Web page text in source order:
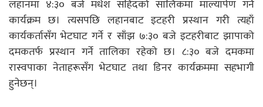
लहानमा ४:३० बजे मधेश सहिदको सालिकमा माल्यार्पण गर्ने
कार्यक्रम छ। त्यसपछि लहानबाट इटहरी प्रस्थान गरी त्यहाँ
कार्यकर्तासँग भेटघाट गर्ने र साँझ ७:३० बजे इटहरीबाट झापाको
दमकतर्फ प्रस्थान गर्ने तालिका रहेको छ। ८:३० बजे दमकमा
रास्वपाका नेताहरूसँग भेटघाट तथा डिनर कार्यक्रममा सहभागी
हुनेछन्।